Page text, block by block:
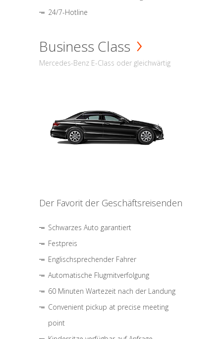
24/7-Hotline
Business Class
Mercedes-Benz E-Class oder gleichwärtig
Der Favorit der Geschäftsreisenden
Schwarzes Auto garantiert
Festpreis
Englischsprechender Fahrer
Automatische Flugmitverfolgung
60 Minuten Wartezeit nach der Landung
Convenient pickup at precise meeting
point